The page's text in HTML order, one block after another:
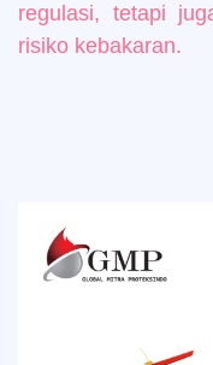
regulasi, tetapi
risiko kebakaran.